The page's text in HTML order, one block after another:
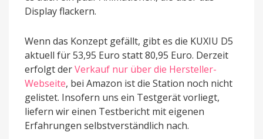
Display flackern.
Wenn das Konzept gefällt, gibt es die KUXIU D5
aktuell für 53,95 Euro statt 80,95 Euro. Derzeit
erfolgt derVerkauf nur über die Hersteller-
Webseite, bei Amazon ist die Station noch nicht
gelistet. Insofern uns ein Testgerät vorliegt,
liefern wir einen Testbericht mit eigenen
Erfahrungen selbstverständlich nach.